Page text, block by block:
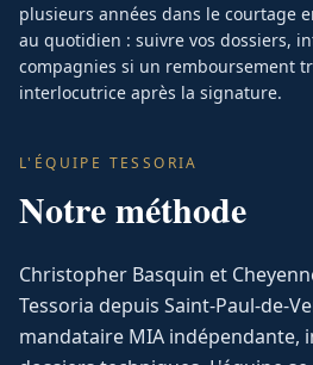
plusieurs années dans le courtage
au quotidien : suivre vos dossiers,
compagnies si un remboursement
interlocutrice après la signature.
L'ÉQUIPE TESSORIA
Notre méthode
Christopher Basquin et
Tessoria depuis Saint-Paul-de-
mandataire MIA indépendante,